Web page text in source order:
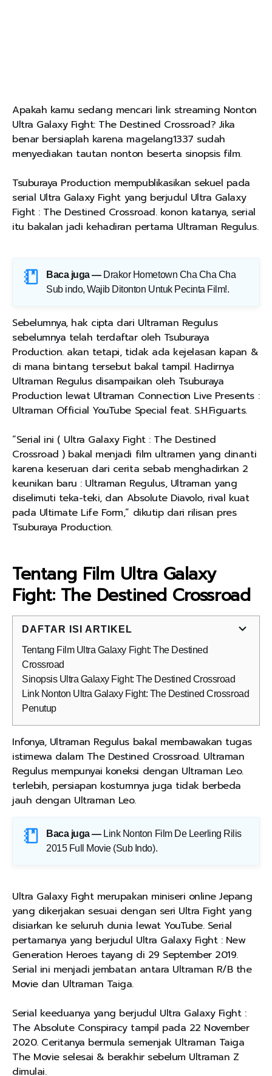
Apakah kamu sedang mencari link streaming Nonton
Ultra Galaxy Fight: The Destined Crossroad? Jika
benar bersiaplah karena magelang1337 sudah
menyediakan tautan nonton beserta sinopsis film.
Tsuburaya Production mempublikasikan sekuel pada
serial Ultra Galaxy Fight yang berjudul Ultra Galaxy
Fight : The Destined Crossroad. konon katanya, serial
itu bakalan jadi kehadiran pertama Ultraman Regulus.
Baca juga — Drakor Hometown Cha Cha Cha
Sub indo, Wajib Ditonton Untuk Pecinta Film!.
Sebelumnya, hak cipta dari Ultraman Regulus
sebelumnya telah terdaftar oleh Tsuburaya
Production. akan tetapi, tidak ada kejelasan kapan &
di mana bintang tersebut bakal tampil. Hadirnya
Ultraman Regulus disampaikan oleh Tsuburaya
Production lewat Ultraman Connection Live Presents :
Ultraman Official YouTube Special feat. S.H.Figuarts.
“Serial ini ( Ultra Galaxy Fight : The Destined
Crossroad ) bakal menjadi film ultramen yang dinanti
karena keseruan dari cerita sebab menghadirkan 2
keunikan baru : Ultraman Regulus, Ultraman yang
diselimuti teka-teki, dan Absolute Diavolo, rival kuat
pada Ultimate Life Form,” dikutip dari rilisan pres
Tsuburaya Production.
Tentang Film Ultra Galaxy
Fight: The Destined Crossroad
DAFTAR ISI ARTIKEL
Tentang Film Ultra Galaxy Fight: The Destined
Crossroad
Sinopsis Ultra Galaxy Fight: The Destined Crossroad
Link Nonton Ultra Galaxy Fight: The Destined Crossroad
Penutup
Infonya, Ultraman Regulus bakal membawakan tugas
istimewa dalam The Destined Crossroad. Ultraman
Regulus mempunyai koneksi dengan Ultraman Leo.
terlebih, persiapan kostumnya juga tidak berbeda
jauh dengan Ultraman Leo.
Baca juga — Link Nonton Film De Leerling Rilis
2015 Full Movie (Sub Indo).
Ultra Galaxy Fight merupakan miniseri online Jepang
yang dikerjakan sesuai dengan seri Ultra Fight yang
disiarkan ke seluruh dunia lewat YouTube. Serial
pertamanya yang berjudul Ultra Galaxy Fight : New
Generation Heroes tayang di 29 September 2019.
Serial ini menjadi jembatan antara Ultraman R/B the
Movie dan Ultraman Taiga.
Serial keeduanya yang berjudul Ultra Galaxy Fight :
The Absolute Conspiracy tampil pada 22 November
2020. Ceritanya bermula semenjak Ultraman Taiga
The Movie selesai & berakhir sebelum Ultraman Z
dimulai.